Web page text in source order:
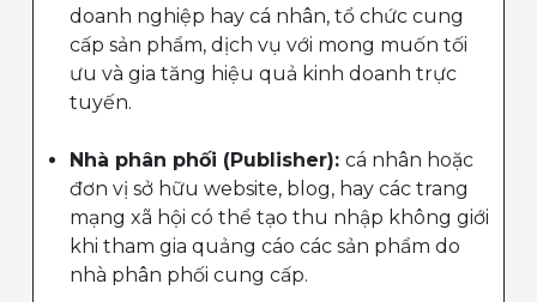
doanh nghiệp hay cá nhân, tổ chức cung
cấp sản phẩm, dịch vụ với mong muốn tối
ưu và gia tăng hiệu quả kinh doanh trực
tuyến.
Nhà phân phối (Publisher): cá nhân hoặc
đơn vị sở hữu website, blog, hay các trang
mạng xã hội có thể tạo thu nhập không giới
khi tham gia quảng cáo các sản phẩm do
nhà phân phối cung cấp.